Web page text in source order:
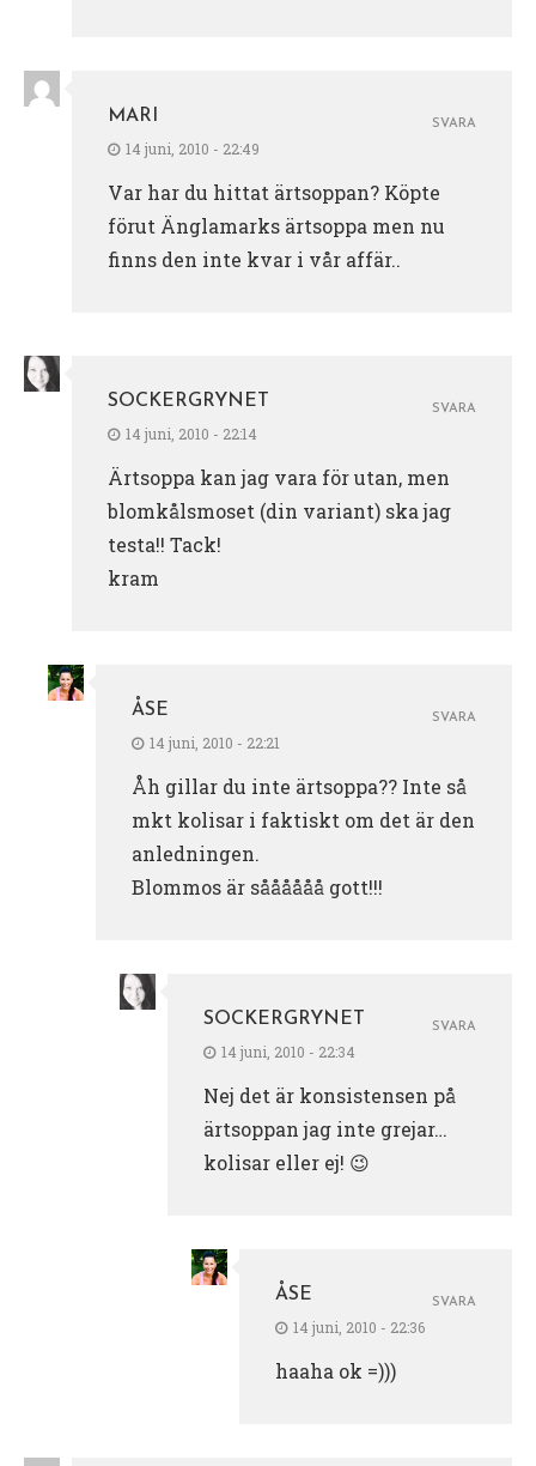
MARI
14 juni, 2010 - 22:49
Var har du hittat ärtsoppan? Köpte
förut Änglamarks ärtsoppa men nu
finns den inte kvar i vår affär..
SVARA
SOCKERGRYNET
14 juni, 2010 - 22:14
Ärtsoppa kan jag vara för utan, men
blomkålsmoset (din variant) ska jag
testa!! Tack!
kram
SVARA
ÅSE
14 juni, 2010 - 22:21
Åh gillar du inte ärtsoppa?? Inte så
mkt kolisar i faktiskt om det är den
anledningen.
Blommos är såååååå gott!!!
SVARA
SOCKERGRYNET
14 juni, 2010 - 22:34
Nej det är konsistensen på
ärtsoppan jag inte grejar…
kolisar eller ej! 😉
SVARA
ÅSE
14 juni, 2010 - 22:36
haaha ok =)))
SVARA